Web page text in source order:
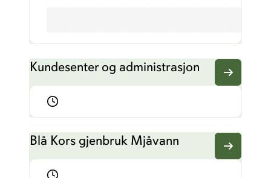
Kundesenter og administrasjon
Blå Kors gjenbruk Mjåvann